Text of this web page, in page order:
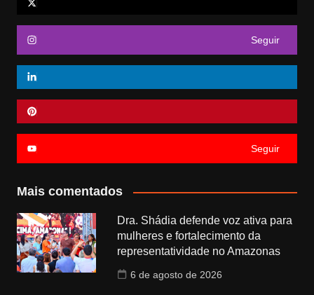
Seguir
Seguir
Mais comentados
Dra. Shádia defende voz ativa para
mulheres e fortalecimento da
representatividade no Amazonas
6 de agosto de 2026